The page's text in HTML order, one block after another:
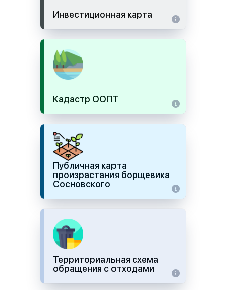
Инвестиционная карта
Кадастр ООПТ
Публичная карта
произрастания борщевика
Сосновского
Территориальная схема
обращения с отходами